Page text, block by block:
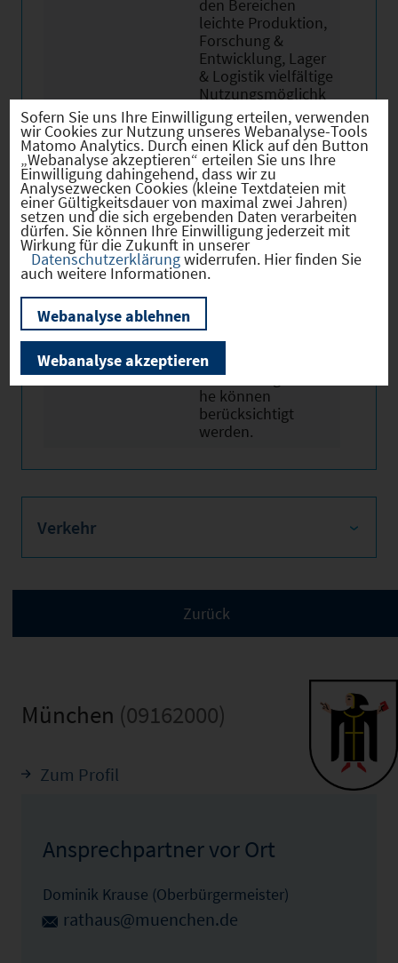
den Bereichen
leichte Produktion,
Forschung &
Entwicklung, Lager
& Logistik vielfältige
Nutzungsmöglichk
eiten. Wir bieten
damit
Unternehmen und
Mitarbeitern Raum
zum Arbeiten und
Kommunizieren –
Raum fürs
Miteinander. Die
flexiblen
Neubauhallen
Bauabschnitten
realisiert,
individuelle
Ausstattungswünsc
he können
berücksichtigt
werden.
Verkehr
München (09162000)
Zum Profil
Ansprechpartner vor Ort
Dominik Krause (Oberbürgermeister)
rathaus@muenchen.de
Sofern Sie uns Ihre Einwilligung erteilen, verwenden
wir Cookies zur Nutzung unseres Webanalyse-Tools
Matomo Analytics. Durch einen Klick auf den Button
„Webanalyse akzeptieren“ erteilen Sie uns Ihre
Einwilligung dahingehend, dass wir zu
Analysezwecken Cookies (kleine Textdateien mit
einer Gültigkeitsdauer von maximal zwei Jahren)
setzen und die sich ergebenden Daten verarbeiten
dürfen. Sie können Ihre Einwilligung jederzeit mit
Wirkung für die Zukunft in unserer
Datenschutzerklärungwiderrufen. Hier finden Sie
auch weitere Informationen.
Webanalyse ablehnen
Webanalyse akzeptieren